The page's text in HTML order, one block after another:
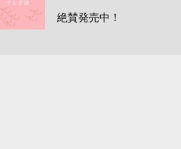
絶賛発売中！